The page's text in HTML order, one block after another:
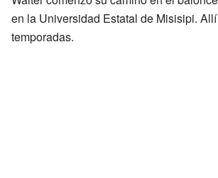
en la Universidad Estatal de Misisipi.
temporadas.